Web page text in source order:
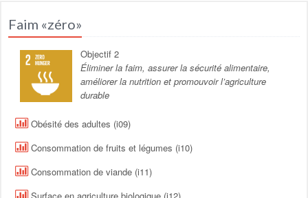
Faim «zéro»
Objectif 2
Éliminer la faim, assurer la sécurité alimentaire,
améliorer la nutrition et promouvoir l’agriculture
durable
Obésité des adultes (i09)
Consommation de fruits et légumes (i10)
Consommation de viande (i11)
Surface en agriculture biologique (i12)